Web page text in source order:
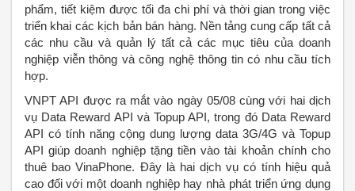
phẩm, tiết kiệm được tối đa chi phí và thời gian trong việc
triển khai các kịch bản bán hàng. Nền tảng cung cấp tất cả
các nhu cầu và quản lý tất cả các mục tiêu của doanh
nghiệp viễn thông và công nghệ thông tin có nhu cầu tích
hợp.
VNPT API được ra mắt vào ngày 05/08 cùng với hai dịch
vụ Data Reward API và Topup API, trong đó Data Reward
API có tính năng cộng dung lượng data 3G/4G và Topup
API giúp doanh nghiệp tặng tiền vào tài khoản chính cho
thuê bao VinaPhone. Đây là hai dịch vụ có tính hiệu quả
cao đối với một doanh nghiệp hay nhà phát triển ứng dụng